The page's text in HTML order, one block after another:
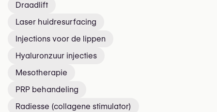
Draadlift
Laser huidresurfacing
Injections voor de lippen
Hyaluronzuur injecties
Mesotherapie
PRP behandeling
Radiesse (collagene stimulator)